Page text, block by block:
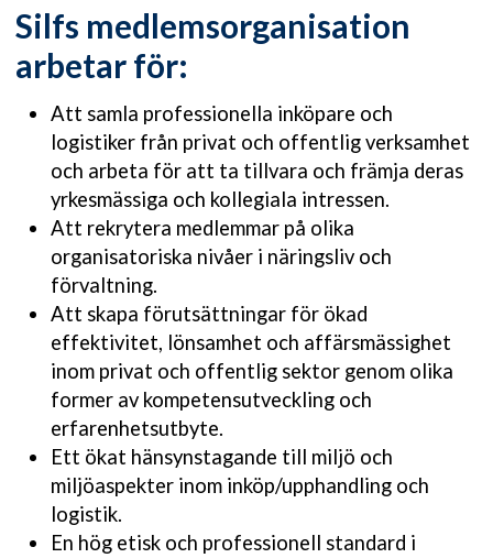
Silfs medlemsorganisation
arbetar för:
Att samla professionella inköpare och
logistiker från privat och offentlig verksamhet
och arbeta för att ta tillvara och främja deras
yrkesmässiga och kollegiala intressen.
Att rekrytera medlemmar på olika
organisatoriska nivåer i näringsliv och
förvaltning.
Att skapa förutsättningar för ökad
effektivitet, lönsamhet och affärsmässighet
inom privat och offentlig sektor genom olika
former av kompetensutveckling och
erfarenhetsutbyte.
Ett ökat hänsynstagande till miljö och
miljöaspekter inom inköp/upphandling och
logistik.
En hög etisk och professionell standard i